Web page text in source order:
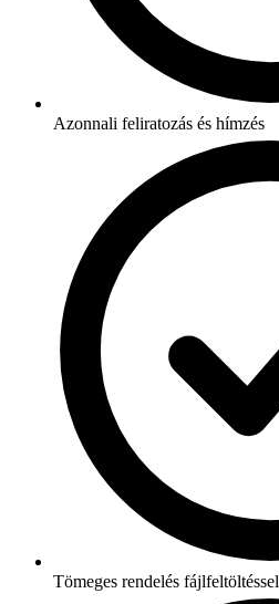
Azonnali feliratozás és hímzés
Tömeges rendelés fájlfeltöltéssel